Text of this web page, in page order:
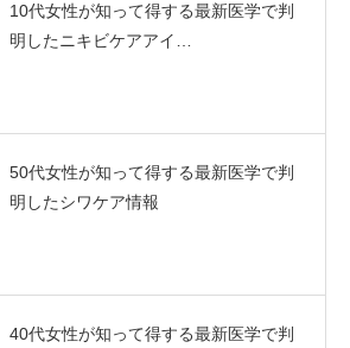
10代女性が知って得する最新医学で判
明したニキビケアアイ…
50代女性が知って得する最新医学で判
明したシワケア情報
40代女性が知って得する最新医学で判